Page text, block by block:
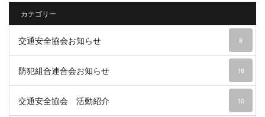
カテゴリー
交通安全協会お知らせ 8
防犯組合連合会お知らせ 18
交通安全協会 活動紹介 10